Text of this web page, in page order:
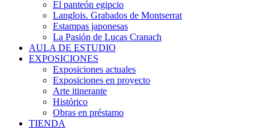
El panteón egipcio
Langlois. Grabados de Montserrat
Estampas japonesas
La Pasión de Lucas Cranach
AULA DE ESTUDIO
EXPOSICIONES
Exposiciones actuales
Exposiciones en proyecto
Arte itinerante
Histórico
Obras en préstamo
TIENDA